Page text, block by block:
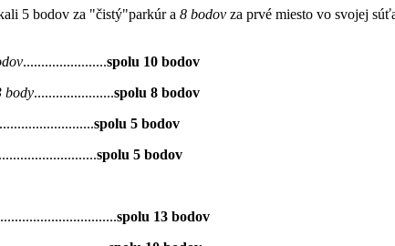
5 bodov za "čistý"parkúr a 8 bodov za prvé miesto vo svojej
.......................spolu 10 bodov
body......................spolu 8 bodov
spolu 5 bodov
spolu 5 bodov
spolu 13 bodov